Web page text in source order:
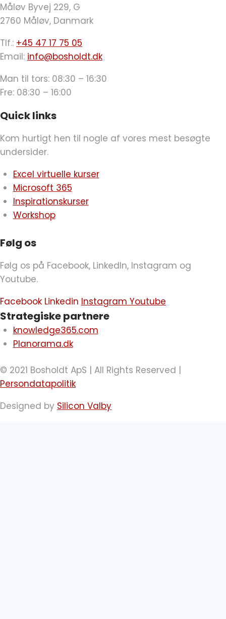
Måløv Byvej 229, G
2760 Måløv, Danmark
Tlf.: +45 47 17 75 05
Email: info@bosholdt.dk
Man til tors: 08:30 – 16:30
Fre: 08:30 – 16:00
Quick links
Kom hurtigt hen til nogle af vores mest besøgte
undersider.
Excel virtuelle kurser
Microsoft 365
Inspirationskurser
Workshop
Følg os
Følg os på Facebook, LinkedIn, Instagram og
Youtube.
Facebook Linkedin Instagram Youtube
Strategiske partnere
knowledge365.com
Planorama.dk
© 2021 Bosholdt ApS | All Rights Reserved |
Persondatapolitik
Designed by Silicon Valby